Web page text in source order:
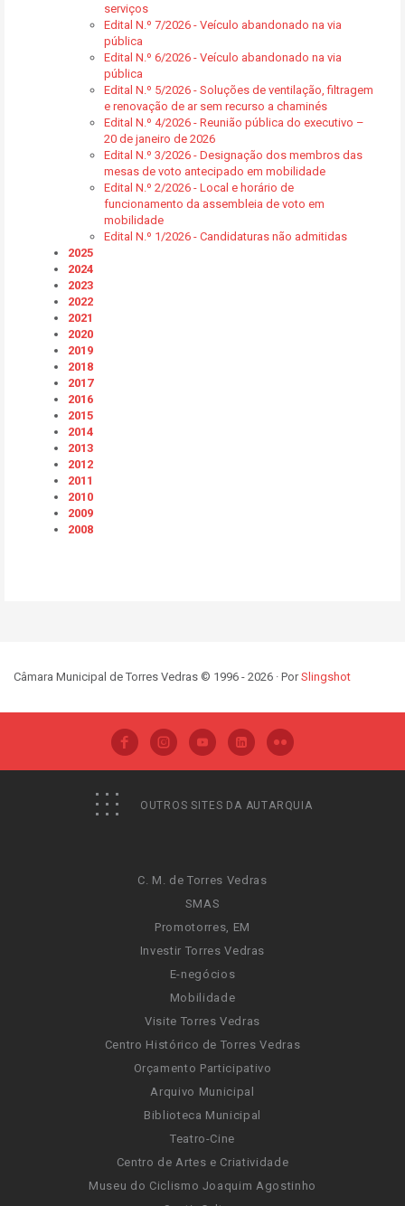
serviços
Edital N.º 7/2026 - Veículo abandonado na via
pública
Edital N.º 6/2026 - Veículo abandonado na via
pública
Edital N.º 5/2026 - Soluções de ventilação, filtragem
e renovação de ar sem recurso a chaminés
Edital N.º 4/2026 - Reunião pública do executivo –
20 de janeiro de 2026
Edital N.º 3/2026 - Designação dos membros das
mesas de voto antecipado em mobilidade
Edital N.º 2/2026 - Local e horário de
funcionamento da assembleia de voto em
mobilidade
Edital N.º 1/2026 - Candidaturas não admitidas
2025
2024
2023
2022
2021
2020
2019
2018
2017
2016
2015
2014
2013
2012
2011
2010
2009
2008
Câmara Municipal de Torres Vedras © 1996 - 2026 · PorSlingshot
OUTROS SITES DA AUTARQUIA
C. M. de Torres Vedras
SMAS
Promotorres, EM
Investir Torres Vedras
E-negócios
Mobilidade
Visite Torres Vedras
Centro Histórico de Torres Vedras
Orçamento Participativo
Arquivo Municipal
Biblioteca Municipal
Teatro-Cine
Centro de Artes e Criatividade
Museu do Ciclismo Joaquim Agostinho